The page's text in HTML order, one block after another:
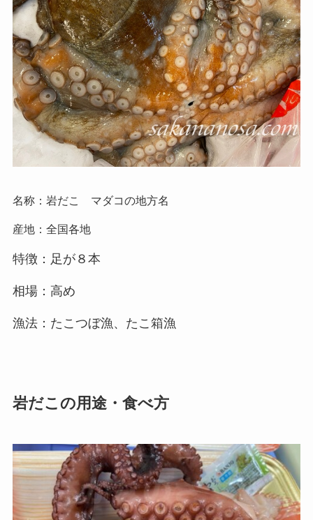
名称：岩だこ マダコの地方名
産地：全国各地
特徴：足が８本
相場：高め
漁法：たこつぼ漁、たこ箱漁
岩だこの用途・食べ方